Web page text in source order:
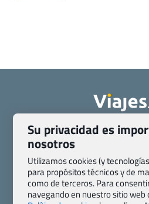
Quienes somos
Pasaporte, Visado, Salud y otras
Blog de Viajes.com
Preguntas frecuentes
Política de privacidad y
Su privacidad es
nosotros
Utilizamos cookies (y
para propósitos técnicos y de
como de terceros. Para
navegando en nuestro sitio